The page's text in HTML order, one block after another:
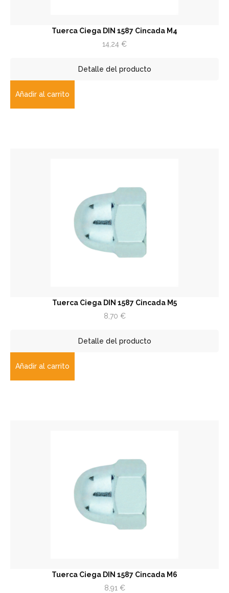
Tuerca Ciega DIN 1587 Cincada M4
14,24 €
Detalle del producto
Añadir al carrito
Tuerca Ciega DIN 1587 Cincada M5
8,70 €
Detalle del producto
Añadir al carrito
Tuerca Ciega DIN 1587 Cincada M6
8,91 €